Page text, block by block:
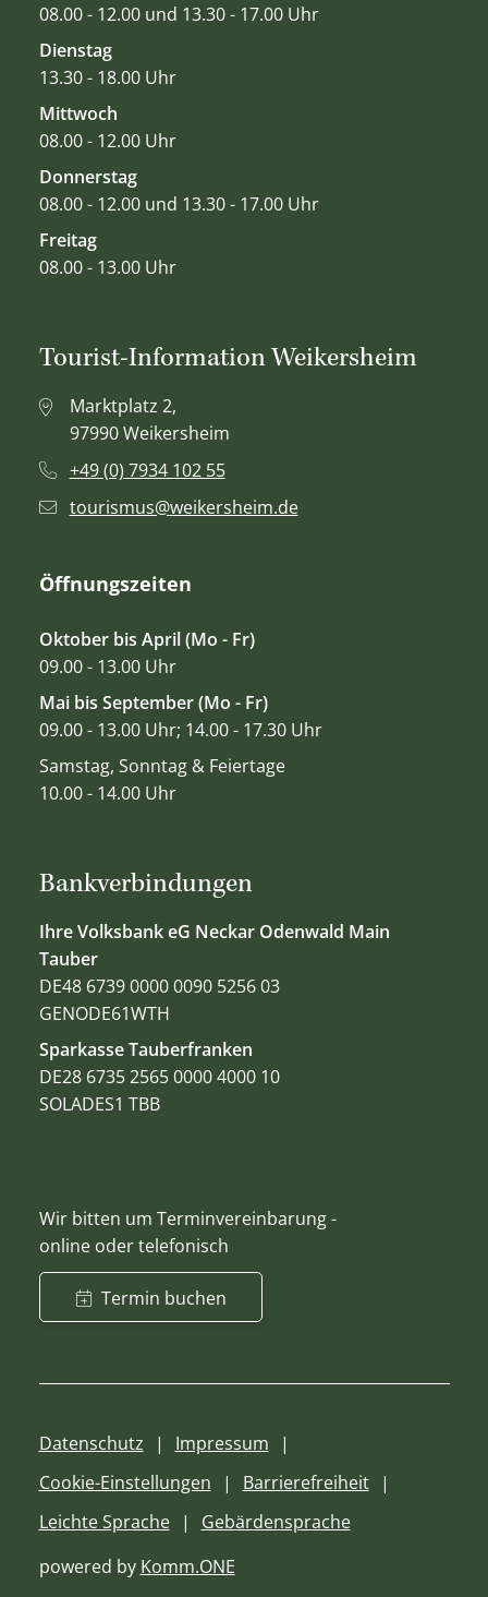
08.00 - 12.00 und 13.30 - 17.00 Uhr
Dienstag
13.30 - 18.00 Uhr
Mittwoch
08.00 - 12.00 Uhr
Donnerstag
08.00 - 12.00 und 13.30 - 17.00 Uhr
Freitag
08.00 - 13.00 Uhr
Bankverbindungen
Ihre Volksbank eG Neckar Odenwald Main
Tauber
DE48 6739 0000 0090 5256 03
GENODE61WTH
Sparkasse Tauberfranken
DE28 6735 2565 0000 4000 10
SOLADES1 TBB
Wir bitten um Terminvereinbarung -
online oder telefonisch
Termin buchen
Tourist-Information Weikersheim
Marktplatz 2,
97990 Weikersheim
+49 (0) 7934 102 55
tourismus@weikersheim.de
Öffnungszeiten
Oktober bis April (Mo - Fr)
09.00 - 13.00 Uhr
Mai bis September (Mo - Fr)
09.00 - 13.00 Uhr; 14.00 - 17.30 Uhr
Samstag, Sonntag & Feiertage
10.00 - 14.00 Uhr
Datenschutz
Impressum
Cookie-Einstellungen
Barrierefreiheit
Leichte Sprache
Gebärdensprache
powered by Komm.ONE